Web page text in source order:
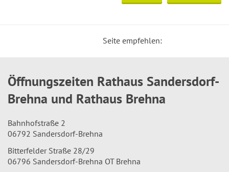
Seite empfehlen:
Öffnungszeiten Rathaus Sandersdorf-
Brehna und Rathaus Brehna
Bahnhofstraße 2
06792 Sandersdorf-Brehna
Bitterfelder Straße 28/29
06796 Sandersdorf-Brehna OT Brehna